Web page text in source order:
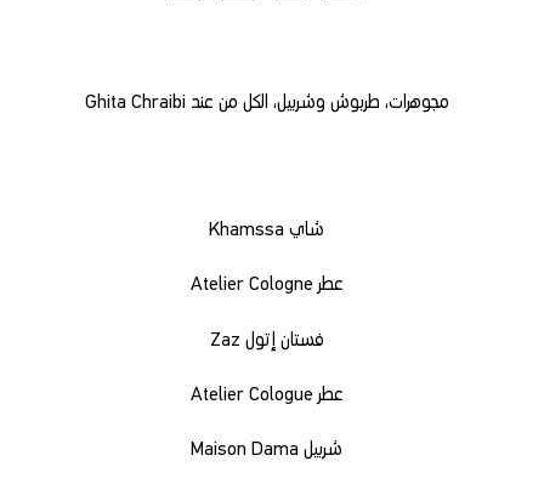
مجوهرات، طربوش وشربيل، الكل من عند Ghita Chraibi
شاي Khamssa
عطر Atelier Cologne
فستان إتول Zaz
عطر Atelier Cologue
شربيل Maison Dama